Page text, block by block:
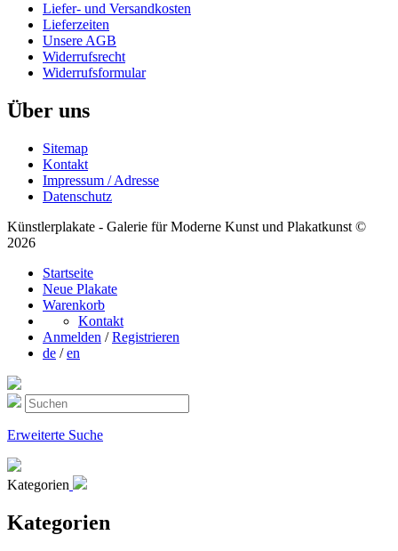
Liefer- und Versandkosten
Lieferzeiten
Unsere AGB
Widerrufsrecht
Widerrufsformular
Über uns
Sitemap
Kontakt
Impressum / Adresse
Datenschutz
Künstlerplakate - Galerie für Moderne Kunst und Plakatkunst ©
2026
Startseite
Neue Plakate
Warenkorb
Kontakt
Anmelden / Registrieren
de /en
Erweiterte Suche
Kategorien
Kategorien